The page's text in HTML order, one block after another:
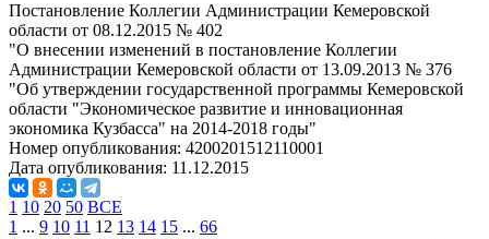
Постановление Коллегии Администрации Кемеровской
области от 08.12.2015 № 402
"О внесении изменений в постановление Коллегии
Администрации Кемеровской области от 13.09.2013 № 376
"Об утверждении государственной программы Кемеровской
области "Экономическое развитие и инновационная
экономика Кузбасса" на 2014-2018 годы"
Номер опубликования: 4200201512110001
Дата опубликования: 11.12.2015
1 10 20 50 ВСЕ
1 ... 9 10 11 12 13 14 15 ... 66